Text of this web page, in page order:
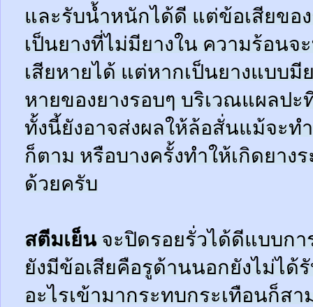
และรับน้ำหนักได้ดี แต่ข้อเสียขอ
เป็นยางที่ไม่มียางใน ความร้อนจ
เสียหายได้ แต่หากเป็นยางแบบมี
หายของยางรอบๆ บริเวณแผลป
ทั้งนี้ยังอาจส่งผลให้ล้อสั่นแม้จะท
ก็ตาม หรือบางครั้งทำให้เกิดยา
ด้วยครับ
สตีมเย็นจะปิดรอยรั่วได้ดีแบบก
ยังมีข้อเสียคือรูด้านนอกยังไม่ได้
อะไรเข้ามากระทบกระเทือนก็ส